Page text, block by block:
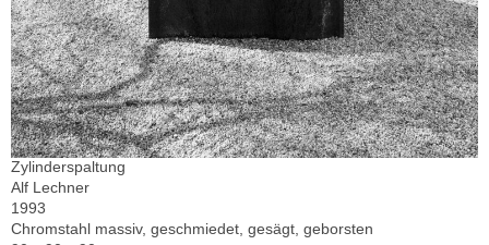
Zylinderspaltung
Alf Lechner
1993
Chromstahl massiv, geschmiedet, gesägt, geborsten